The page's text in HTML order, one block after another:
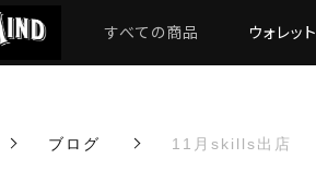
すべての商品 ウォレット
ブログ 11月skills出店